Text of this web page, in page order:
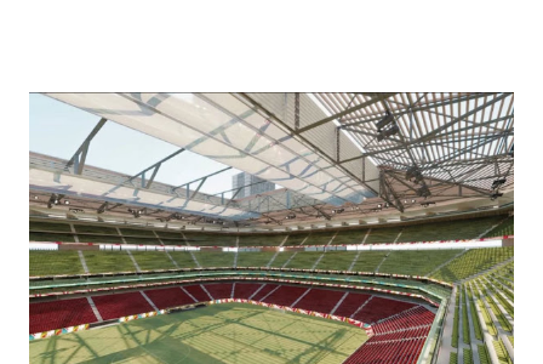
Esteve na Índia aprofundando seus estudos neste estilo
além de partir para pesquisa e vivência das danças
folclóricas do Rajastão (Kalbelia, Banjara, Ghoomar, Chair).
Bailarina profissional e professora de dança. Dedica-se há
15 anos ao estudo e pesquisa de danças étnicas, em especial
às danças ciganas, árabes e indianas. Iniciou seus estudos de
dança aos 4 anos de idade (em 1982) no balé clássico,
passando por diversas atividades co...